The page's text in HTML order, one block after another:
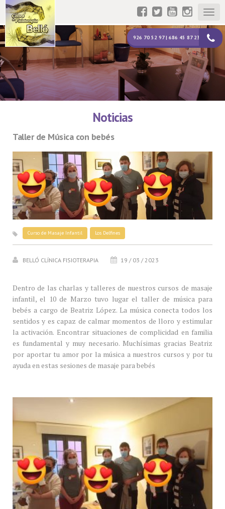
926 70 52 97 | 686 45 87 23
Noticias
Taller de Música con bebés
Curso de Masaje Infantil Los Delfines
BELLÓ CLÍNICA FISIOTERAPIA 19 / 03 / 2023
Dentro de las charlas y talleres de nuestros cursos de masaje
infantil, el 10 de Marzo tuvo lugar el taller de música para
bebés a cargo de Beatriz López. La música conecta todos los
sentidos y es capaz de calmar momentos de lloro y estimular
la activación. Encontrar situaciones de complicidad en familia
es fundamental y muy necesario. Muchísimas gracias Beatriz
por aportar tu amor por la música a nuestros cursos y por tu
ayuda en estas sesiones de masaje para bebés